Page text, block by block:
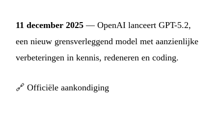
11 december 2025 — OpenAI lanceert GPT-5.2,
een nieuw grensverleggend model met aanzienlijke
verbeteringen in kennis, redeneren en coding.
🔗 Officiële aankondiging